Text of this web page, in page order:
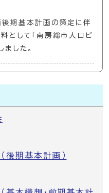
期基本計画の策定に伴
として「南房総市人口ビ
ました。
後期基本計画）